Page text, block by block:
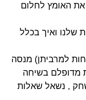
האומץ לחלום
שלנו ואיך בכלל
למרביתן) מנסה
מדופלם בשיחה
, נשאל שאלות